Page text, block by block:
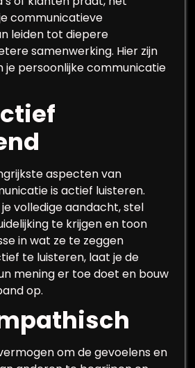
communicatieve
leiden tot diepere
samenwerking. Hier zijn
je persoonlijke communicatie
aspecten van
is actief luisteren.
volledige aandacht, stel
te krijgen en toon
in wat ze te zeggen
te luisteren, laat je de
mening er toe doet en bouw
op.
om de gevoelens en